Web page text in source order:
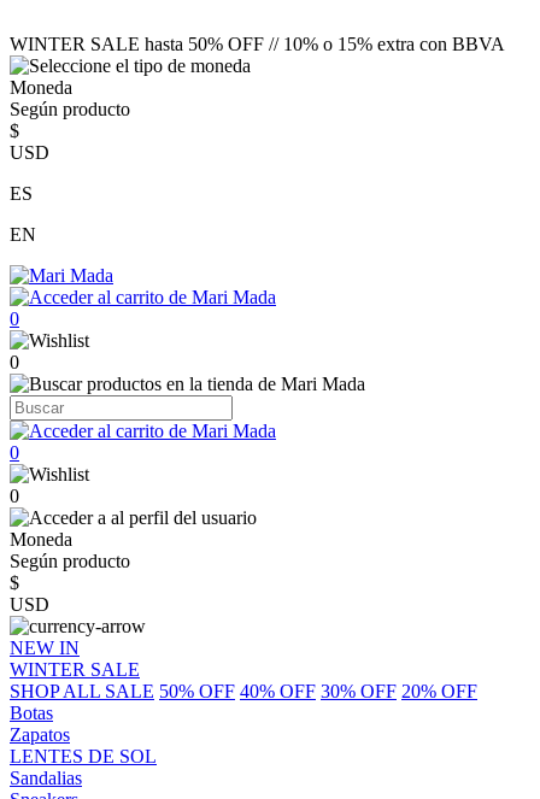
WINTER SALE hasta 50% OFF // 10% o 15% extra con BBVA
Moneda
Según producto
$
USD
ES
EN
0
0
0
0
Moneda
Según producto
$
USD
NEW IN
WINTER SALE
SHOP ALL SALE 50% OFF 40% OFF 30% OFF 20% OFF
Botas
Zapatos
LENTES DE SOL
Sandalias